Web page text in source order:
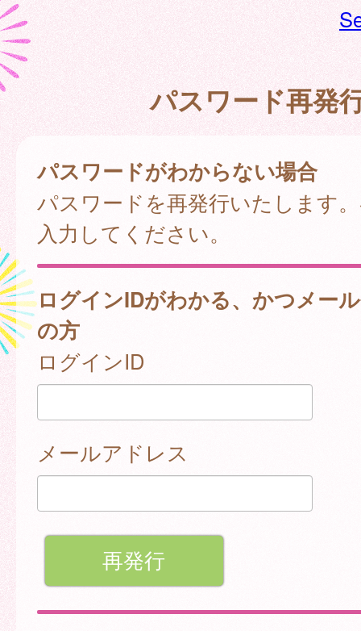
パスワード再発
パスワードがわからない場合
パスワードを再発行いたします
入力してください。
ログインIDがわかる、かつメー
の方
ログインID
メールアドレス